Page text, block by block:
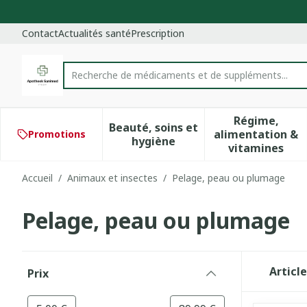
ContactActualités santéPrescription
Rechercher
Recherche de médicaments e
Promotions
Beauté, soins et
hygièneAfficher le sous-menu pour
Régime,
alimentation &
vitamines
Afficher
Accueil / Animaux et insectes / Pelage, peau ou plumage
Pelage, peau ou plumage
Prix